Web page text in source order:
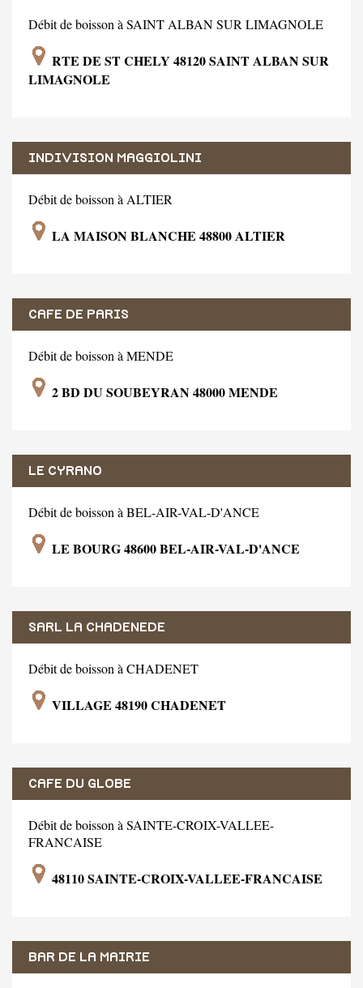
Débit de boisson à SAINT ALBAN SUR LIMAGNOLE
RTE DE ST CHELY 48120 SAINT ALBAN SUR
LIMAGNOLE
INDIVISION MAGGIOLINI
Débit de boisson à ALTIER
LA MAISON BLANCHE 48800 ALTIER
CAFE DE PARIS
Débit de boisson à MENDE
2 BD DU SOUBEYRAN 48000 MENDE
LE CYRANO
Débit de boisson à BEL-AIR-VAL-D'ANCE
LE BOURG 48600 BEL-AIR-VAL-D'ANCE
SARL LA CHADENEDE
Débit de boisson à CHADENET
VILLAGE 48190 CHADENET
CAFE DU GLOBE
Débit de boisson à SAINTE-CROIX-VALLEE-
FRANCAISE
48110 SAINTE-CROIX-VALLEE-FRANCAISE
BAR DE LA MAIRIE